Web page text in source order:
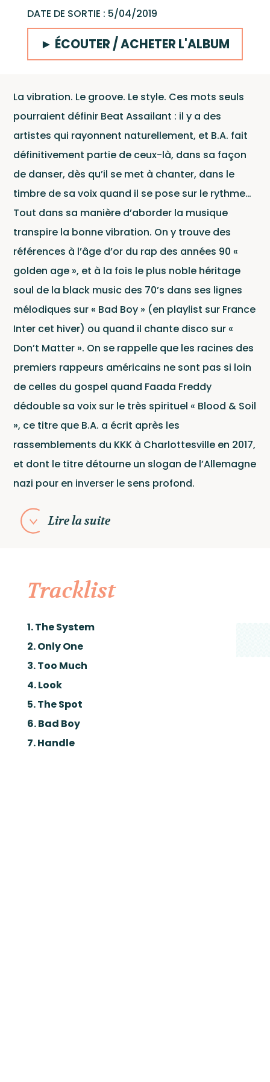
Le
DATE DE SORTIE : 5/04/2019
► ÉCOUTER / ACHETER L'ALBUM
La vibration. Le groove. Le style. Ces mots seuls
pourraient définir Beat Assailant : il y a des
artistes qui rayonnent naturellement, et B.A. fait
définitivement partie de ceux-là, dans sa façon
de danser, dès qu’il se met à chanter, dans le
timbre de sa voix quand il se pose sur le rythme…
Tout dans sa manière d’aborder la musique
transpire la bonne vibration. On y trouve des
références à l’âge d’or du rap des années 90 «
golden age », et à la fois le plus noble héritage
soul de la black music des 70’s dans ses lignes
mélodiques sur « Bad Boy » (en playlist sur France
Inter cet hiver) ou quand il chante disco sur «
Don’t Matter ». On se rappelle que les racines des
premiers rappeurs américains ne sont pas si loin
de celles du gospel quand Faada Freddy
dédouble sa voix sur le très spirituel « Blood & Soil
», ce titre que B.A. a écrit après les
rassemblements du KKK à Charlottesville en 2017,
et dont le titre détourne un slogan de l’Allemagne
nazi pour en inverser le sens profond.
Lire la suite
Tracklist
1. The System
2. Only One
3. Too Much
4. Look
5. The Spot
6. Bad Boy
7. Handle
Ce site est protégé par reCAPTCHA et Google
Politique de confidentialitéet
Conditions d'utilisation.